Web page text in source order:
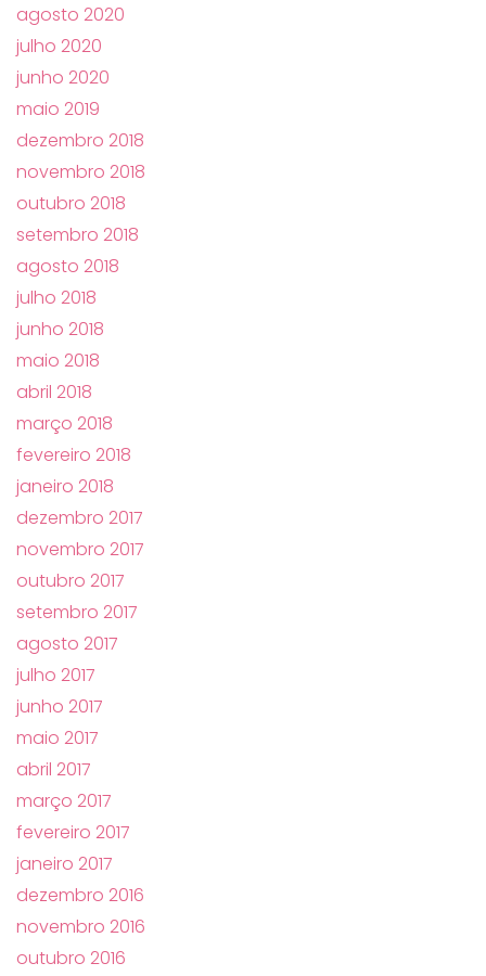
agosto 2020
julho 2020
junho 2020
maio 2019
dezembro 2018
novembro 2018
outubro 2018
setembro 2018
agosto 2018
julho 2018
junho 2018
maio 2018
abril 2018
março 2018
fevereiro 2018
janeiro 2018
dezembro 2017
novembro 2017
outubro 2017
setembro 2017
agosto 2017
julho 2017
junho 2017
maio 2017
abril 2017
março 2017
fevereiro 2017
janeiro 2017
dezembro 2016
novembro 2016
outubro 2016